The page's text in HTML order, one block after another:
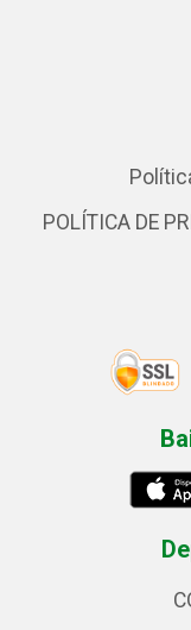
POLÍTICA DE